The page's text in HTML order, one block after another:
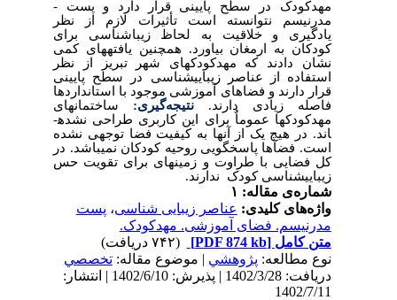
مهدکودک در سطح پایینی قرار دارد و پست ­
مدرنیسم نتوانسته است تأثیرات لازم از نظر
یادگیری و خلاقیت به لحاظ زیباشناسی برای
کودکان به ارمغان بیاورد. همچنین یافته­های کمی
نشان دادند که مهدکودک­های شهر تبریز از نظر
استفاده از عناصر زیبایی­شناسی در سطح پایینی
قرار دارند و فضاهای آموزشی موجود با استانداردها
فاصله زیادی دارند.
نتیجه‌گیری:ساختمانهای
مهدکودک­ها عموماٌ برای این کاربری طراحی نشده­
اند. در هیچ یک از آن­ها به کیفیت فضا توجهی نشده
است. فضاها پاسخگویی روحیه کودکان نمی­باشد. در
کل فضایی با طراوت و زمینه­ای برای تقویت حس
زیبایی­شناسی کودک ندارند.
شماره‌ی مقاله: ۱
واژه‌های کلیدی:عناصر زیبایی شناسی،پست
مدرنیسم. فضای آموزشی. مهدکودک.
متن کامل[PDF 874 kb]
نوع مطالعه:پژوهشي| موضوع مقاله:تخصصي
دریافت: 1402/3/28 | پذیرش: 1402/6/10 | انتشار:
1402/7/11